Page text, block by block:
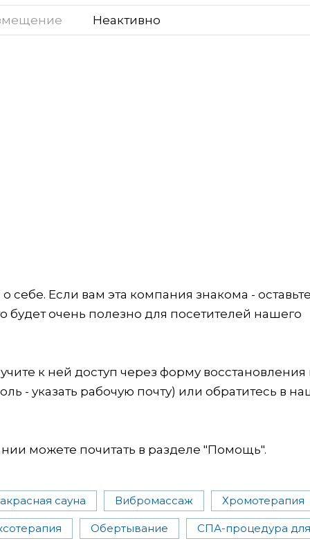
Неактивно
Если вам эта компания знакома -
будет очень полезно для посетителей нашего
к ней доступ через форму восстановления
- указать рабочую почту) или обратитесь в
можете почитать в разделе "Помощь".
сауна Вибромассаж Хромотерапия
Обертывание СПА-процедура